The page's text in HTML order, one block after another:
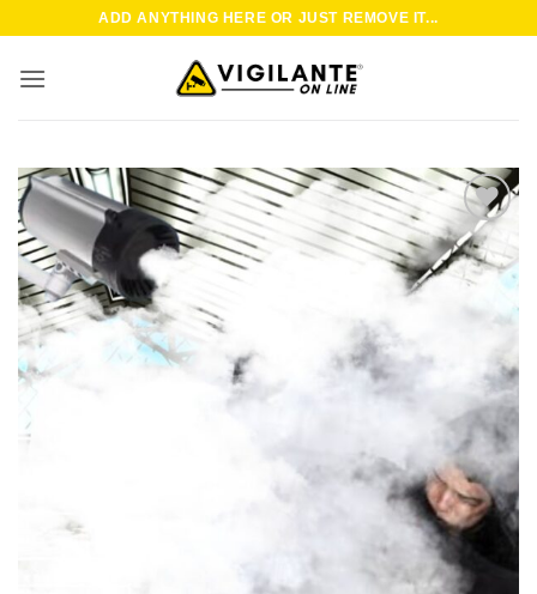
contenido
ADD ANYTHING HERE OR JUST REMOVE IT...
Añadir
a la
lista de
deseos